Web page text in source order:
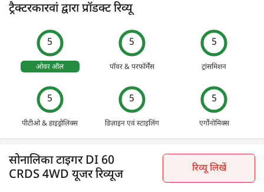
ट्रैक्टरकारवां द्वारा प्रॉडक्ट रिव्यू
5
ओवर ऑल
5
पॉवर & परफॉर्मेंस
5
ट्रांसमिशन
5
पीटीओ & हाइड्रोलिक्स
5
डिज़ाइन एवं स्टाइलिंग
5
एर्गोनोमिक्स
सोनालिका टाइगर DI 60
CRDS 4WD यूजर रिव्यूज
रिव्यू लिखें